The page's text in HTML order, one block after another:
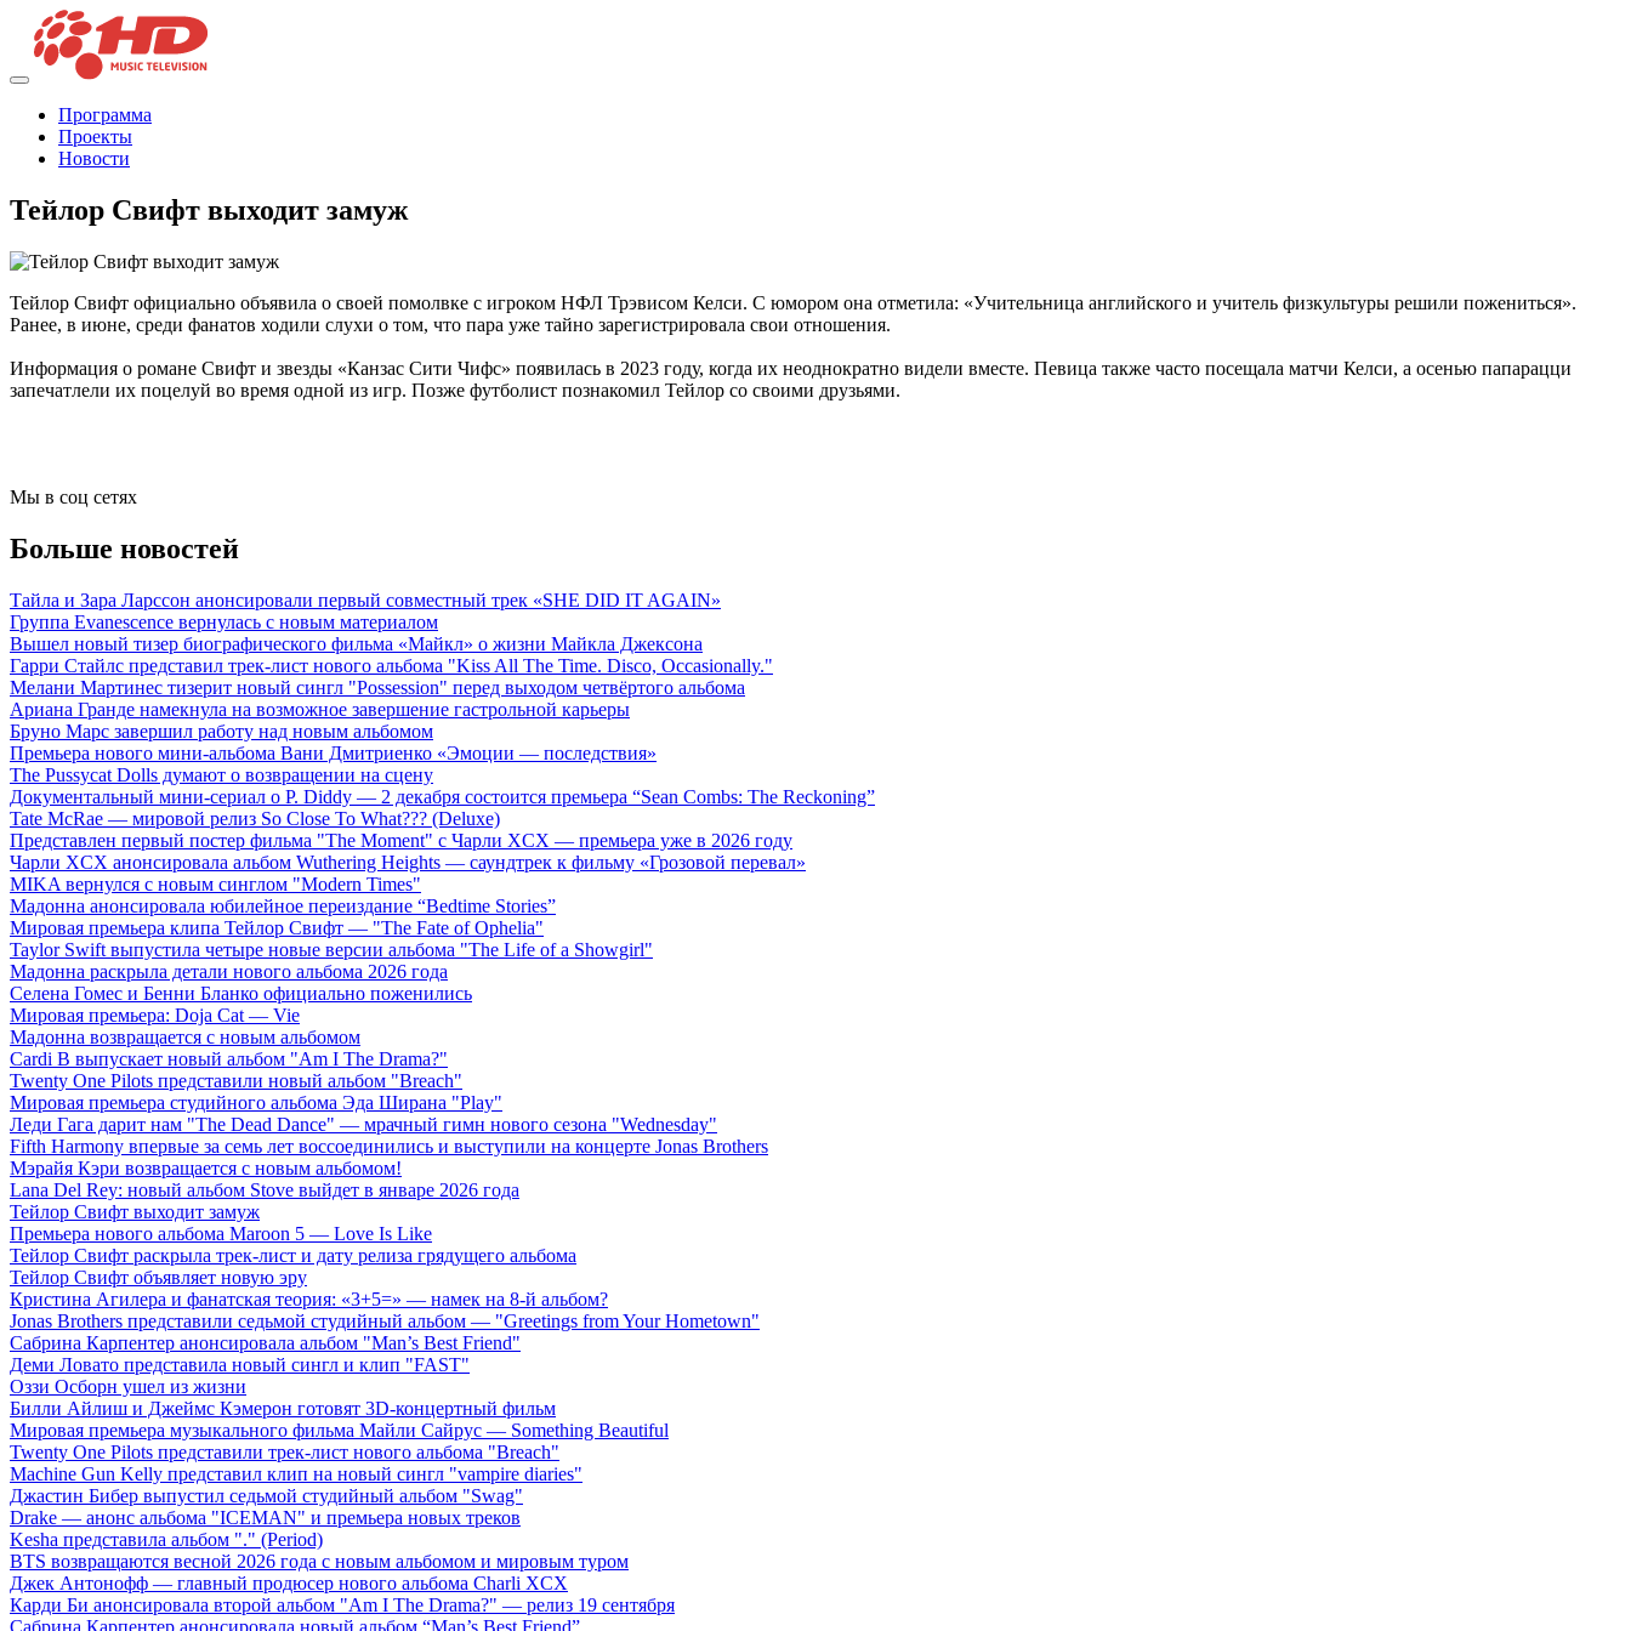
Программа
Проекты
Новости
Тейлор Свифт выходит замуж
Тейлор Свифт официально объявила о своей помолвке с игроком НФЛ Трэвисом Келси. С юмором она отметила: «Учительница английского и учитель физкультуры решили пожениться».
Ранее, в июне, среди фанатов ходили слухи о том, что пара уже тайно зарегистрировала свои отношения.
Информация о романе Свифт и звезды «Канзас Сити Чифс» появилась в 2023 году, когда их неоднократно видели вместе. Певица также часто посещала матчи Келси, а осенью папарацци
запечатлели их поцелуй во время одной из игр. Позже футболист познакомил Тейлор со своими друзьями.
Мы в соц сетях
Больше новостей
Тайла и Зара Ларссон анонсировали первый совместный трек «SHE DID IT AGAIN»
Группа Evanescence вернулась с новым материалом
Вышел новый тизер биографического фильма «Майкл» о жизни Майкла Джексона
Гарри Стайлс представил трек-лист нового альбома "Kiss All The Time. Disco, Occasionally."
Мелани Мартинес тизерит новый сингл "Possession" перед выходом четвёртого альбома
Ариана Гранде намекнула на возможное завершение гастрольной карьеры
Бруно Марс завершил работу над новым альбомом
Премьера нового мини-альбома Вани Дмитриенко «Эмоции — последствия»
The Pussycat Dolls думают о возвращении на сцену
Документальный мини-сериал о P. Diddy — 2 декабря состоится премьера “Sean Combs: The Reckoning”
Tate McRae — мировой релиз So Close To What??? (Deluxe)
Представлен первый постер фильма "The Moment" с Чарли XCX — премьера уже в 2026 году
Чарли XCX анонсировала альбом Wuthering Heights — саундтрек к фильму «Грозовой перевал»
MIKA вернулся с новым синглом "Modern Times"
Мадонна анонсировала юбилейное переиздание “Bedtime Stories”
Мировая премьера клипа Тейлор Свифт — "The Fate of Ophelia"
Taylor Swift выпустила четыре новые версии альбома "The Life of a Showgirl"
Мадонна раскрыла детали нового альбома 2026 года
Селена Гомес и Бенни Бланко официально поженились
Мировая премьера: Doja Cat — Vie
Мадонна возвращается с новым альбомом
Cardi B выпускает новый альбом "Am I The Drama?"
Twenty One Pilots представили новый альбом "Breach"
Мировая премьера студийного альбома Эда Ширана "Play"
Леди Гага дарит нам "The Dead Dance" — мрачный гимн нового сезона "Wednesday"
Fifth Harmony впервые за семь лет воссоединились и выступили на концерте Jonas Brothers
Мэрайя Кэри возвращается с новым альбомом!
Lana Del Rey: новый альбом Stove выйдет в январе 2026 года
Тейлор Свифт выходит замуж
Премьера нового альбома Maroon 5 — Love Is Like
Тейлор Свифт раскрыла трек-лист и дату релиза грядущего альбома
Тейлор Свифт объявляет новую эру
Кристина Агилера и фанатская теория: «3+5=» — намек на 8-й альбом?
Jonas Brothers представили седьмой студийный альбом — "Greetings from Your Hometown"
Сабрина Карпентер анонсировала альбом "Man’s Best Friend"
Деми Ловато представила новый сингл и клип "FAST"
Оззи Осборн ушел из жизни
Билли Айлиш и Джеймс Кэмерон готовят 3D-концертный фильм
Мировая премьера музыкального фильма Майли Сайрус — Something Beautiful
Twenty One Pilots представили трек-лист нового альбома "Breach"
Machine Gun Kelly представил клип на новый сингл "vampire diaries"
Джастин Бибер выпустил седьмой студийный альбом "Swag"
Drake — анонс альбома "ICEMAN" и премьера новых треков
Kesha представила альбом "." (Period)
BTS возвращаются весной 2026 года с новым альбомом и мировым туром
Джек Антонофф — главный продюсер нового альбома Charli XCX
Карди Би анонсировала второй альбом "Am I The Drama?" — релиз 19 сентября
Сабрина Карпентер анонсировала новый альбом “Man’s Best Friend”